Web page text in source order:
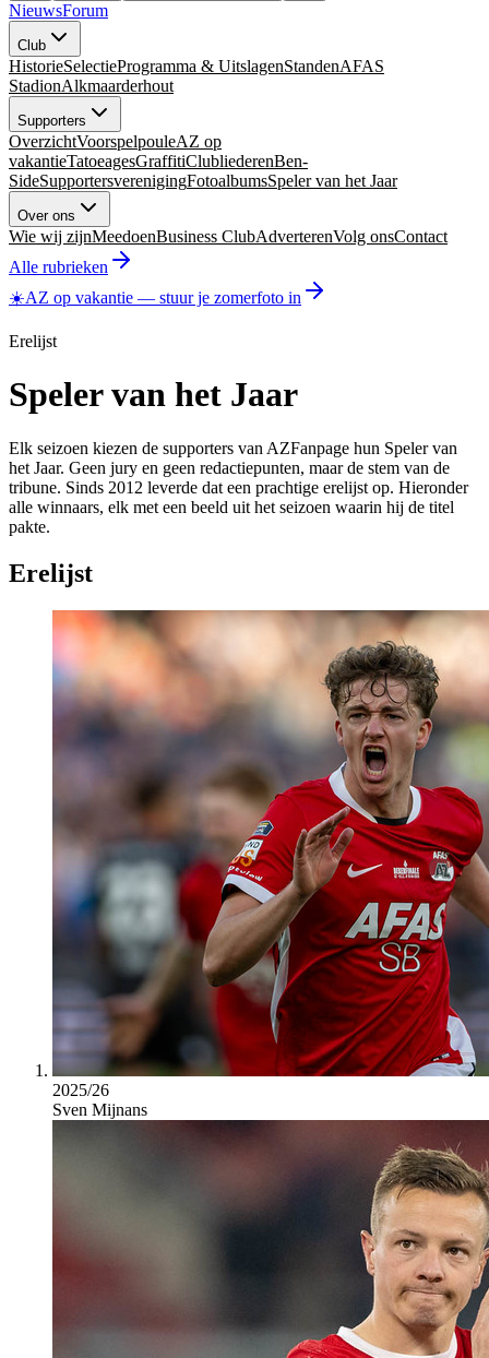
NieuwsForum
Club
HistorieSelectieProgramma & UitslagenStandenAFAS
StadionAlkmaarderhout
Supporters
OverzichtVoorspelpouleAZ op
vakantieTatoeagesGraffitiClubliederenBen-
SideSupportersverenigingFotoalbumsSpeler van het Jaar
Over ons
Wie wij zijnMeedoenBusiness ClubAdverterenVolg onsContact
Alle rubrieken
☀️AZ op vakantie — stuur je zomerfoto in
Erelijst
Speler van het Jaar
Elk seizoen kiezen de supporters van AZFanpage hun Speler van
het Jaar. Geen jury en geen redactiepunten, maar de stem van de
tribune. Sinds 2012 leverde dat een prachtige erelijst op. Hieronder
alle winnaars, elk met een beeld uit het seizoen waarin hij de titel
pakte.
Erelijst
2025/26
Sven Mijnans